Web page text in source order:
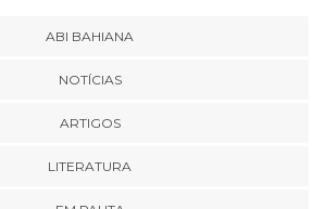
ABI BAHIANA
NOTÍCIAS
ARTIGOS
LITERATURA